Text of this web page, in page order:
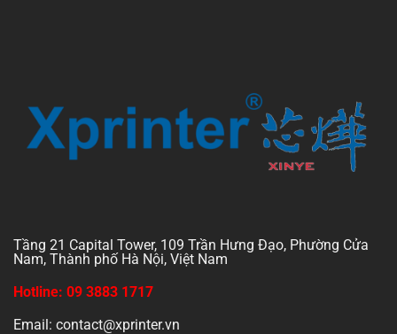
Tầng 21 Capital Tower, 109 Trần Hưng Đạo, Phường Cửa
Nam, Thành phố Hà Nội, Việt Nam
Hotline: 09 3883 1717
Email: contact@xprinter.vn